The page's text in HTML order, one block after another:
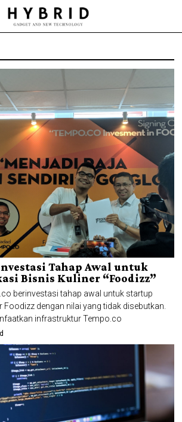
Tahap Awal untuk
Bisnis Kuliner “Foodizz”
berinvestasi tahap awal untuk startup
Foodizz dengan nilai yang tidak disebutkan.
infrastruktur Tempo.co